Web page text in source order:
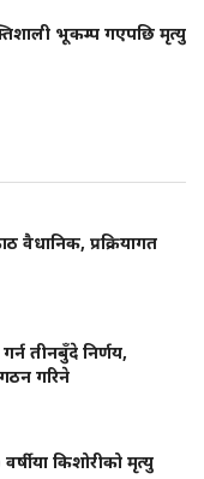
भूकम्प गएपछि मृत्यु
वैधानिक, प्रक्रियागत
तीनबुँदे निर्णय,
गरिने
किशोरीको मृत्यु